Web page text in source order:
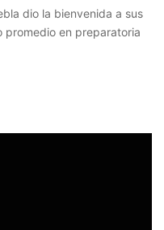
dio la bienvenida a sus
promedio en preparatoria